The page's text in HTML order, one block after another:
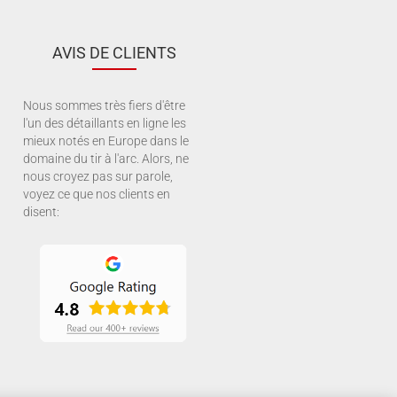
AVIS DE CLIENTS
Nous sommes très fiers d'être
l'un des détaillants en ligne les
mieux notés en Europe dans le
domaine du tir à l'arc. Alors, ne
nous croyez pas sur parole,
voyez ce que nos clients en
disent: